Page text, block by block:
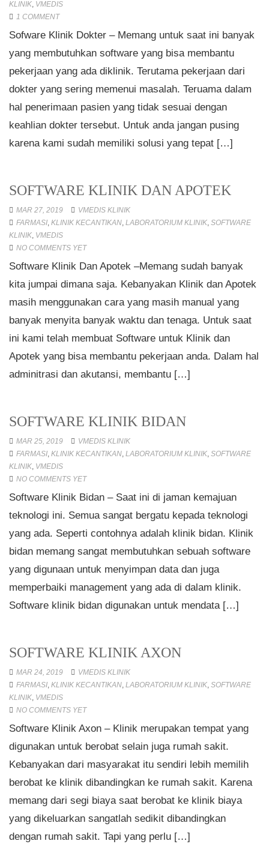
KLINIK, VMEDIS
1 COMMENT
Sofware Klinik Dokter – Memang untuk saat ini banyak
yang membutuhkan software yang bisa membantu
pekerjaan yang ada diklinik. Terutama pekerjaan dari
dokter yang sering memenui masalah. Teruama dalam
hal penerimaan pasien yang tidak sesuai dengan
keahlian dokter tersebut. Untuk anda jangan pusing
karena kami sudah memiliki solusi yang tepat […]
SOFTWARE KLINIK DAN APOTEK
MAR 27, 2019
VMEDIS KLINIK
FARMASI, KLINIK KECANTIKAN, LABORATORIUM KLINIK, SOFTWARE
KLINIK, VMEDIS
NO COMMENTS YET
Software Klinik Dan Apotek –Memang sudah banyak
kita jumpai dimana saja. Kebanyakan Klinik dan Apotek
masih menggunakan cara yang masih manual yang
banyak menyita banyak waktu dan tenaga. Untuk saat
ini kami telah membuat Software untuk Klinik dan
Apotek yang bisa membantu pekerjaan anda. Dalam hal
adminitrasi dan akutansi, membantu […]
SOFTWARE KLINIK BIDAN
MAR 25, 2019
VMEDIS KLINIK
FARMASI, KLINIK KECANTIKAN, LABORATORIUM KLINIK, SOFTWARE
KLINIK, VMEDIS
NO COMMENTS YET
Software Klinik Bidan – Saat ini di jaman kemajuan
teknologi ini. Semua sangat bergatu kepada teknologi
yang ada. Seperti contohnya adalah klinik bidan. Klinik
bidan memang sangat membutuhkan sebuah software
yang digunaan untuk menyimpan data dan juga
memperbaiki management yang ada di dalam klinik.
Software klinik bidan digunakan untuk mendata […]
SOFTWARE KLINIK AXON
MAR 24, 2019
VMEDIS KLINIK
FARMASI, KLINIK KECANTIKAN, LABORATORIUM KLINIK, SOFTWARE
KLINIK, VMEDIS
NO COMMENTS YET
Software Klinik Axon – Klinik merupakan tempat yang
digunakan untuk berobat selain juga rumah sakit.
Kebanyakan dari masyarakat itu sendiri lebih memilih
berobat ke klinik dibandingkan ke rumah sakit. Karena
memang dari segi biaya saat berobat ke klinik biaya
yang dikeluarkan sangatlah sedikit dibandingkan
dengan rumah sakit. Tapi yang perlu […]